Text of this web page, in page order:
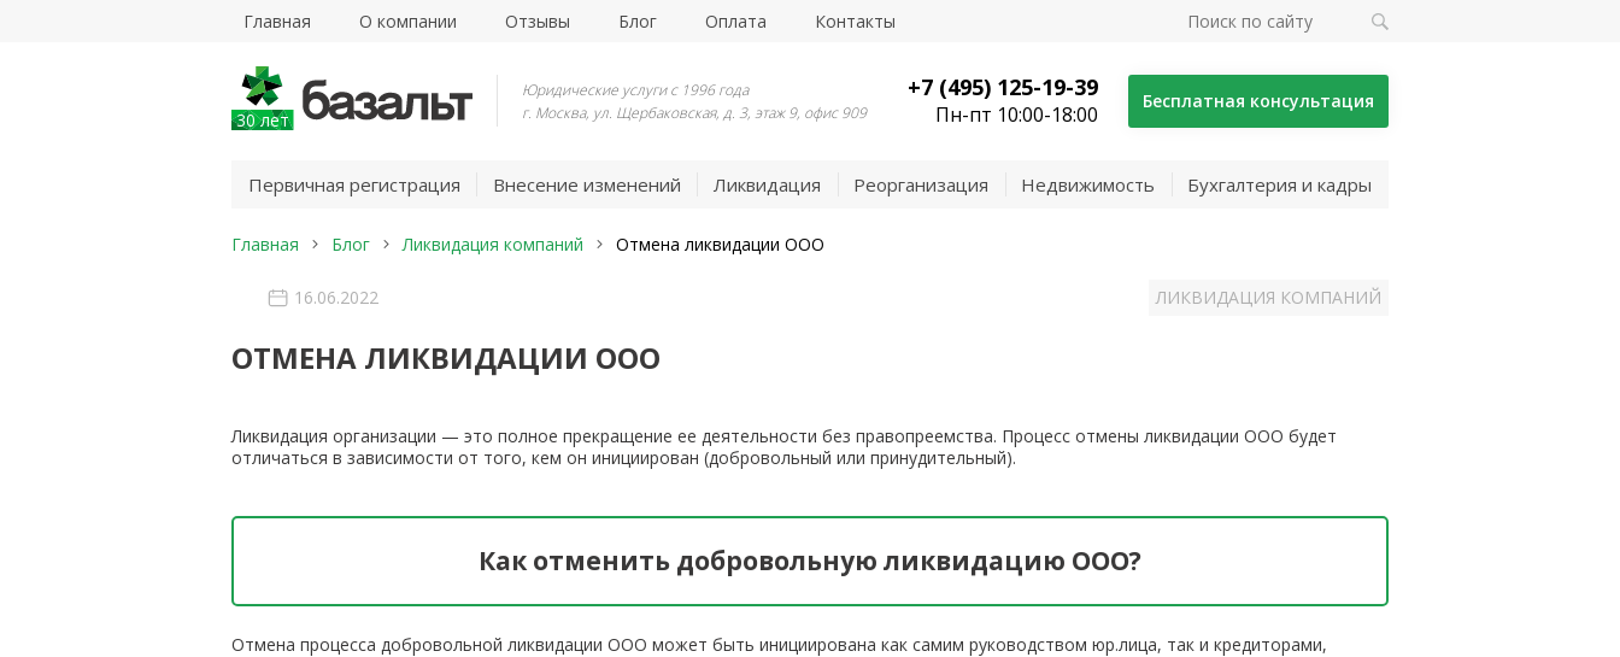
Главная О компании Отзывы Блог Оплата Контакты
30 лет
Юридические услуги с 1996 года
г. Москва, ул. Щербаковская, д. 3, этаж 9, офис 909
+7 (495) 125-19-39
Пн-пт 10:00-18:00
Бесплатная консультация
Первичная регистрация Внесение изменений Ликвидация Реорганизация Недвижимость Бухгалтерия и кадры
Главная Блог Ликвидация компаний Отмена ликвидации ООО
16.06.2022 ЛИКВИДАЦИЯ КОМПАНИЙ
ОТМЕНА ЛИКВИДАЦИИ ООО
Ликвидация организации — это полное прекращение ее деятельности без правопреемства. Процесс отмены ликвидации ООО будет
отличаться в зависимости от того, кем он инициирован (добровольный или принудительный).
Как отменить добровольную ликвидацию ООО?
Отмена процесса добровольной ликвидации ООО может быть инициирована как самим руководством юр.лица, так и кредиторами,